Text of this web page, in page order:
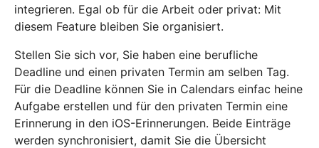
integrieren. Egal ob für die Arbeit oder privat: Mit
diesem Feature bleiben Sie organisiert.
Stellen Sie sich vor, Sie haben eine berufliche
Deadline und einen privaten Termin am selben Tag.
Für die Deadline können Sie in Calendars einfac heine
Aufgabe erstellen und für den privaten Termin eine
Erinnerung in den iOS-Erinnerungen. Beide Einträge
werden synchronisiert, damit Sie die Übersicht